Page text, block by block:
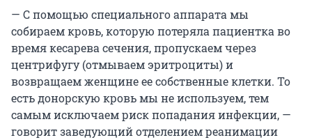
— С помощью специального аппарата мы
собираем кровь, которую потеряла пациентка во
время кесарева сечения, пропускаем через
центрифугу (отмываем эритроциты) и
возвращаем женщине ее собственные клетки. То
есть донорскую кровь мы не используем, тем
самым исключаем риск попадания инфекции, —
говорит заведующий отделением реанимации